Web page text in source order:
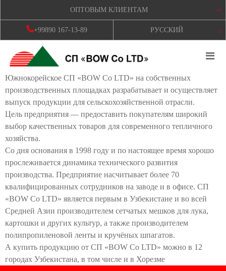
ОПТОВЫМ КЛИЕНТАМ
+99890 167-13-89 РУССКИЙ
Южнокорейское СП «BOW Co LTD» на собственных
производственных площадках разрабатывает и осуществляет
выпуск продукции для сельскохозяйственной отрасли.
Цель предприятия — предоставить покупателям широкий
выбор качественных товаров для современного тепличного
хозяйства.
Со дня основания в 1998 году и по настоящее время хорошо
прослеживается динамика технического развития
производства. Предприятие насчитывает более 70
квалифицированных сотрудников на заводе и в офисе. СП
«BOW Co LTD» является первым в Узбекистане и во всей
Средней Азии производителем сетчатых мешков для лука,
картошки и других культур, а также производителем
полипропиленовой ленты и кручёных шпагатов.
А купить продукцию от СП «BOW Co LTD» можно в 12
городах Узбекистана, в том числе и в Хорезме